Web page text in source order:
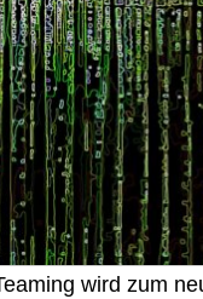
wird zum